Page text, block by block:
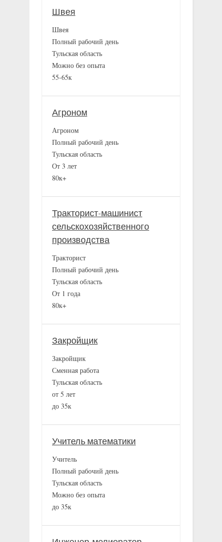
Швея
Швея
Полный рабочий день
Тульская область
Можно без опыта
55-65к
Агроном
Агроном
Полный рабочий день
Тульская область
От 3 лет
80к+
Тракторист-машинист
сельскохозяйственного
производства
Тракторист
Полный рабочий день
Тульская область
От 1 года
80к+
Закройщик
Закройщик
Сменная работа
Тульская область
от 5 лет
до 35к
Учитель математики
Учитель
Полный рабочий день
Тульская область
Можно без опыта
до 35к